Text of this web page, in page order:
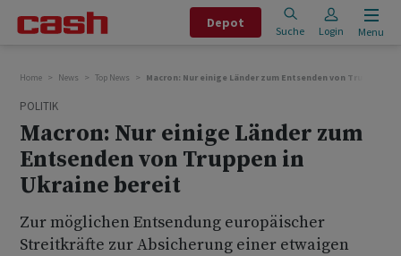
Depot
Suche Login Menu
Home News Top News Macron: Nur einige Länder zum Entsenden von Truppen in
POLITIK
Macron: Nur einige Länder zum
Entsenden von Truppen in
Ukraine bereit
Zur möglichen Entsendung europäischer
Streitkräfte zur Absicherung einer etwaigen